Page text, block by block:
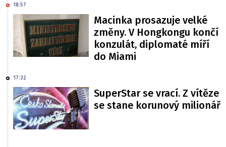
18:57
Macinka prosazuje velké
změny. V Hongkongu končí
konzulát, diplomaté míří
do Miami
17:32
SuperStar se vrací. Z vítěze
se stane korunový milionář